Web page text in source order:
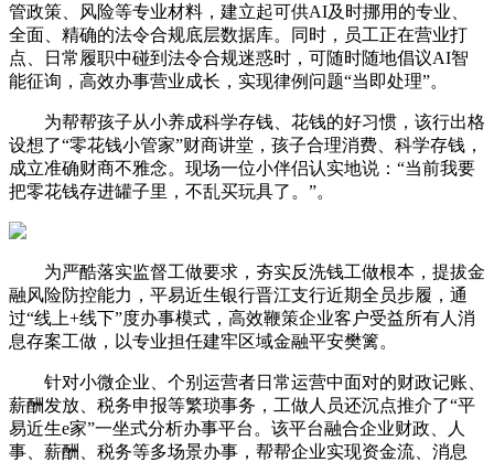
管政策、风险等专业材料，建立起可供AI及时挪用的专业、
全面、精确的法令合规底层数据库。同时，员工正在营业打
点、日常履职中碰到法令合规迷惑时，可随时随地倡议AI智
能征询，高效办事营业成长，实现律例问题“当即处理”。
为帮帮孩子从小养成科学存钱、花钱的好习惯，该行出格
设想了“零花钱小管家”财商讲堂，孩子合理消费、科学存钱，
成立准确财商不雅念。现场一位小伴侣认实地说：“当前我要
把零花钱存进罐子里，不乱买玩具了。”。
为严酷落实监督工做要求，夯实反洗钱工做根本，提拔金
融风险防控能力，平易近生银行晋江支行近期全员步履，通
过“线上+线下”度办事模式，高效鞭策企业客户受益所有人消
息存案工做，以专业担任建牢区域金融平安樊篱。
针对小微企业、个别运营者日常运营中面对的财政记账、
薪酬发放、税务申报等繁琐事务，工做人员还沉点推介了“平
易近生e家”一坐式分析办事平台。该平台融合企业财政、人
事、薪酬、税务等多场景办事，帮帮企业实现资金流、消息